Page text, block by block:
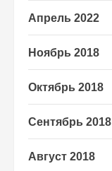
Апрель 2022
Ноябрь 2018
Октябрь 2018
Сентябрь 2018
Август 2018